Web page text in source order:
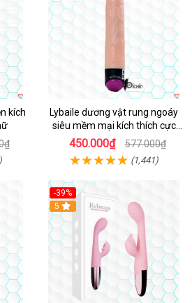
kích
Lybaile dương vật rung ngoáy
siêu mềm mại kích thích cực
mạnh
450.000₫ 577.000₫
(1,441)
-39%
Hot
5